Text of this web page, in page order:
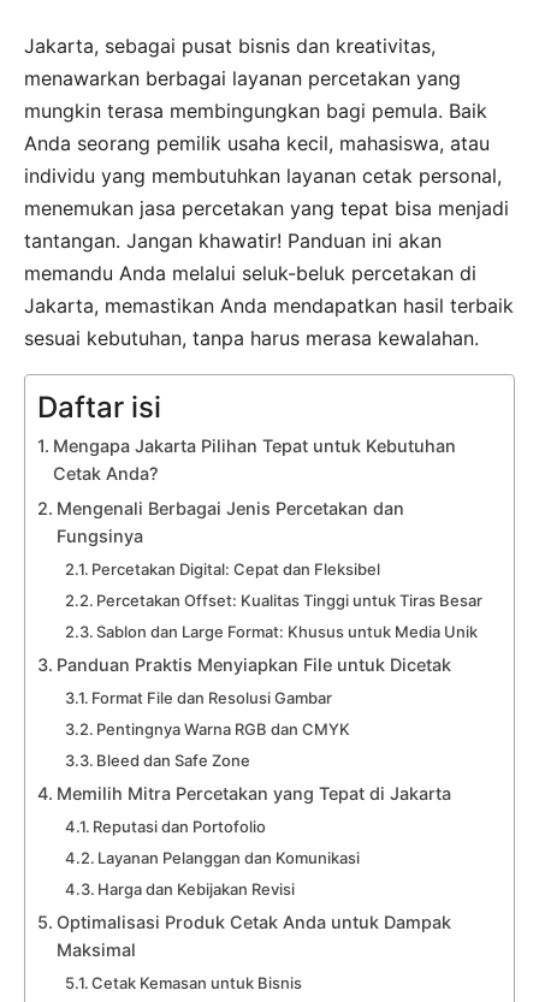
Jakarta, sebagai pusat bisnis dan kreativitas,
menawarkan berbagai layanan percetakan yang
mungkin terasa membingungkan bagi pemula. Baik
Anda seorang pemilik usaha kecil, mahasiswa, atau
individu yang membutuhkan layanan cetak personal,
menemukan jasa percetakan yang tepat bisa menjadi
tantangan. Jangan khawatir! Panduan ini akan
memandu Anda melalui seluk-beluk percetakan di
Jakarta, memastikan Anda mendapatkan hasil terbaik
sesuai kebutuhan, tanpa harus merasa kewalahan.
Daftar isi
Mengapa Jakarta Pilihan Tepat untuk Kebutuhan
Cetak Anda?
Mengenali Berbagai Jenis Percetakan dan
Fungsinya
Percetakan Digital: Cepat dan Fleksibel
Percetakan Offset: Kualitas Tinggi untuk Tiras Besar
Sablon dan Large Format: Khusus untuk Media Unik
Panduan Praktis Menyiapkan File untuk Dicetak
Format File dan Resolusi Gambar
Pentingnya Warna RGB dan CMYK
Bleed dan Safe Zone
Memilih Mitra Percetakan yang Tepat di Jakarta
Reputasi dan Portofolio
Layanan Pelanggan dan Komunikasi
Harga dan Kebijakan Revisi
Optimalisasi Produk Cetak Anda untuk Dampak
Maksimal
Cetak Kemasan untuk Bisnis